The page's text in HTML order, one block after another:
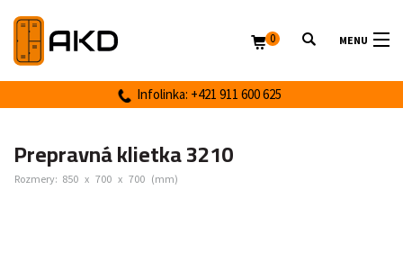
MENU
Infolinka: +421 911 600 625
0
Prepravná klietka 3210
Rozmery: 850 x 700 x 700 (mm)